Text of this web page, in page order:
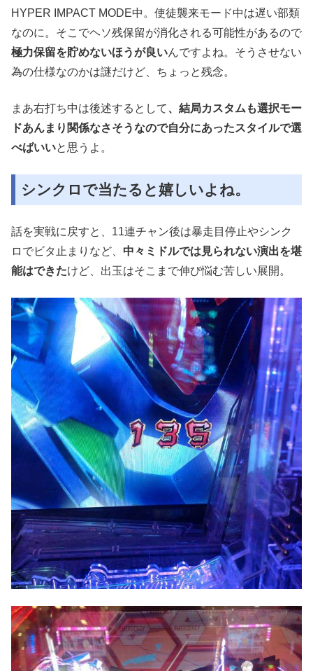
HYPER IMPACT MODE中。使徒襲来モード中は遅い部類
なのに。そこでヘソ残保留が消化される可能性があるので
極力保留を貯めないほうが良いんですよね。そうさせない
為の仕様なのかは謎だけど、ちょっと残念。
まあ右打ち中は後述するとして、結局カスタムも選択モー
ドあんまり関係なさそうなので自分にあったスタイルで選
べばいいと思うよ。
シンクロで当たると嬉しいよね。
話を実戦に戻すと、11連チャン後は暴走目停止やシンク
ロでビタ止まりなど、 中々ミドルでは見られない演出を堪
能はできたけど、出玉はそこまで伸び悩む苦しい展開。